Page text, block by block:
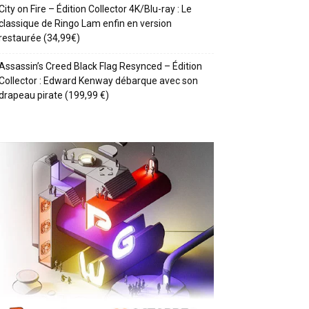
on Fire – Édition Collector 4K/Blu-ray : Le
de Ringo Lam enfin en version
(34,99€)
Creed Black Flag Resynced – Édition
: Edward Kenway débarque avec son
pirate (199,99 €)